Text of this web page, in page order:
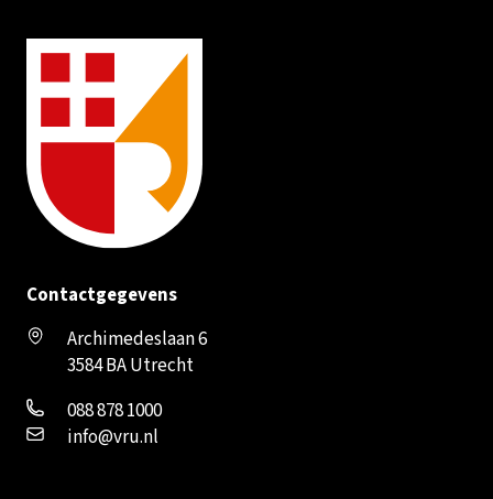
Contactgegevens
Archimedeslaan 6
3584 BA Utrecht
088 878 1000
info@vru.nl